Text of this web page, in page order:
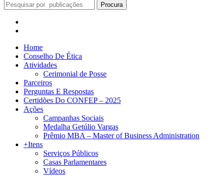
Procura
Home
Conselho De Ética
Atividades
Cerimonial de Posse
Parceiros
Perguntas E Respostas
Certidões Do CONFEP – 2025
Ações
Campanhas Sociais
Medalha Getúlio Vargas
Prêmio MBA – Master of Business Administration
+Itens
Serviços Públicos
Casas Parlamentares
Vídeos